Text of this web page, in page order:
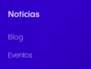
Noticias
Blog
Eventos